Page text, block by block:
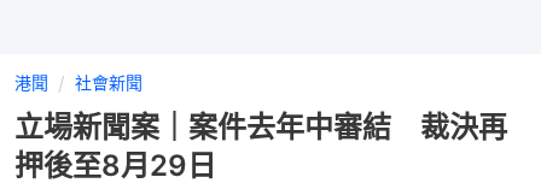
港聞 社會新聞
立場新聞案｜案件去年中審結 裁決再
押後至8月29日